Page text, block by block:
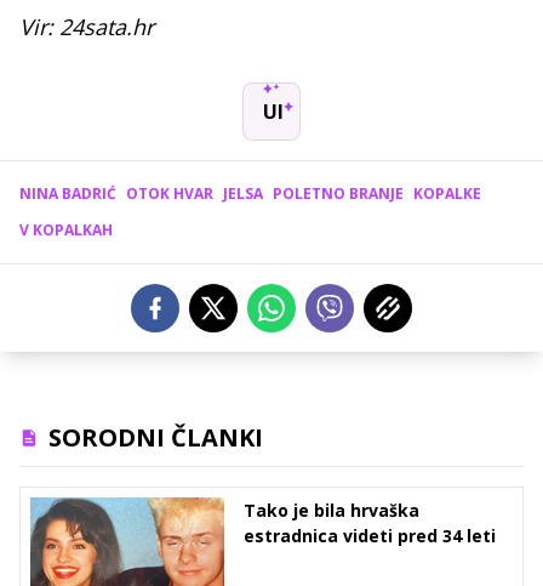
Vir: 24sata.hr
UI
NINA BADRIĆ OTOK HVAR JELSA POLETNO BRANJE KOPALKE
V KOPALKAH
SORODNI ČLANKI
Tako je bila hrvaška
estradnica videti pred 34 leti